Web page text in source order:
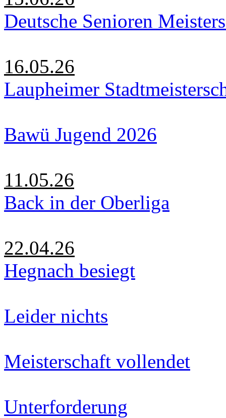
Deutsche Senioren
16.05.26
Laupheimer
Bawü Jugend 2026
11.05.26
Back in der Oberliga
22.04.26
Hegnach besiegt
Leider nichts
Meisterschaft vollendet
Unterforderung